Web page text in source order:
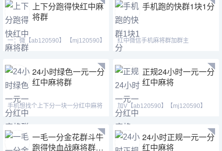
上下分跑得快红中麻
将群
一：微【ab120590】 【mj120590】
手机跑的快群1块1分
红中微信手机麻将群加群主
V【xh19008】【xh29008】【t
24小时绿色一元一分
红中麻将群
手机想找个上下分一块一分红中麻将
群
正规24小时一元一分
红中麻将
加V【ab120590】【mj120590】
【hf420624】此群火爆正
一毛一分金花群斗牛
跑得快血战麻将群德
24小时正规一元一分
红中麻将